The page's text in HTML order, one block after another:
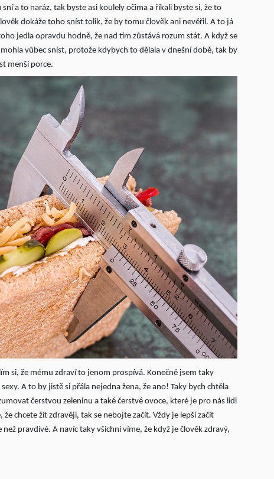
a to naráz, tak byste asi koulely očima a říkali byste si, že to
dokáže toho sníst tolik, že by tomu člověk ani nevěřil. A to já
jedla opravdu hodně, že nad tím zůstává rozum stát. A když se
vůbec sníst, protože kdybych to dělala v dnešní době, tak by
menší porce.
si, že mému zdraví to jenom prospívá. Konečně jsem taky
A to by jistě si přála nejedna žena, že ano! Taky bych chtěla
čerstvou zeleninu a také čerstvé ovoce, které je pro nás lidi
chcete žít zdravěji, tak se nebojte začít. Vždy je lepší začít
pravdivé. A navíc taky všichni víme, že když je člověk zdravý,